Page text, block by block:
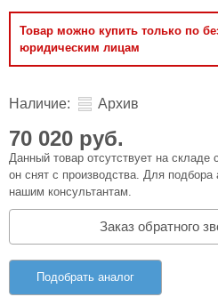
Товар можно купить только по
юридическим лицам
Наличие: Архив
70 020 руб.
Данный товар отсутствует на складе
он снят с производства. Для подбора
нашим консультантам.
Заказ обратного
Подобрать аналог